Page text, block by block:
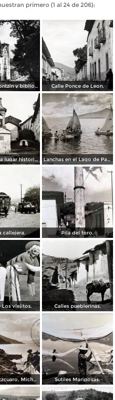
primero (1 al 24 de 206):
Teatro Calzontzin y biblioteca publica. Calle Ponce de Leon.
Caja de agua lugar historico. Lanchas en el Lago de Patzcuaro.
callejera. Pila del toro.
Los viejitos. Calles pueblerinas.
Lago de Pátzcuaro, Michoacán por el Fotógrafo Hugo Brehme. ( Circulada el 6 de Marzo de 1931 ). Sutiles Mariposas.